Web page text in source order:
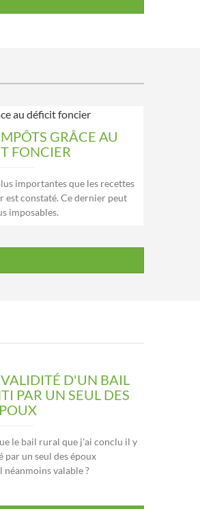
GRÂCE AU
FONCIER
importantes que les recettes
est constaté. Ce dernier peut
imposables.
D'UN BAIL
PAR UN SEUL DES
le bail rural que j'ai conclu il y
par un seul des époux
valable ?